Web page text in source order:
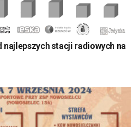
najlepszych stacji radiowych na